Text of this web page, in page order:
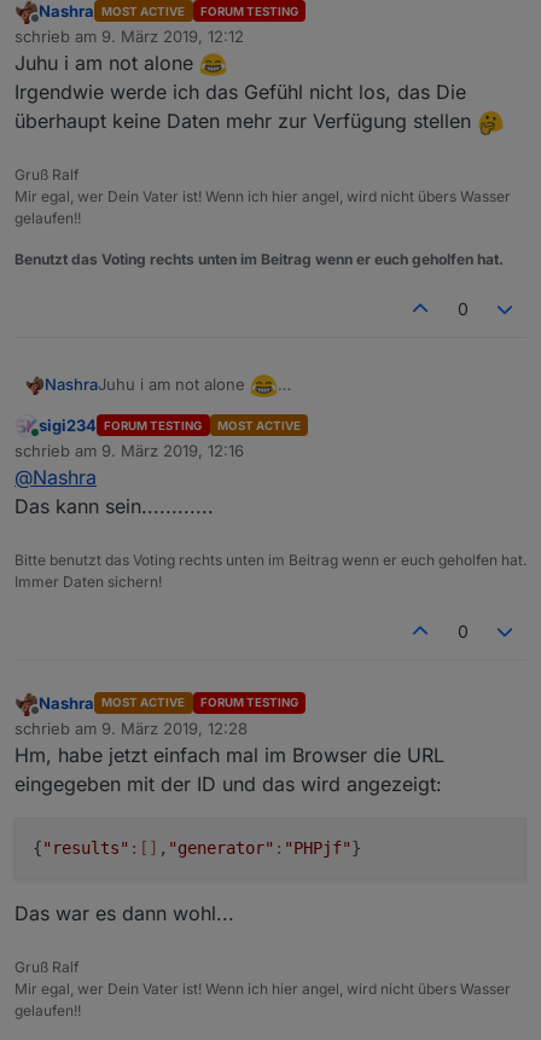
Offline
Nashra MOST ACTIVE FORUM TESTING
schrieb am 9. März 2019, 12:12
zuletzt editiert von
Juhu i am not alone
Irgendwie werde ich das Gefühl nicht los, das Die
überhaupt keine Daten mehr zur Verfügung stellen
Gruß Ralf
Mir egal, wer Dein Vater ist! Wenn ich hier angel, wird nicht übers Wasser
gelaufen!!
Benutzt das Voting rechts unten im Beitrag wenn er euch geholfen hat.
0
NashraJuhu i am not alone
überhaupt keine Daten mehr zur Verfügung stellen
Online
sigi234 FORUM TESTING MOST ACTIVE
schrieb am 9. März 2019, 12:16
zuletzt editiert von
@Nashra
Das kann sein............
Bitte benutzt das Voting rechts unten im Beitrag wenn er euch geholfen hat.
Immer Daten sichern!
0
Offline
Nashra MOST ACTIVE FORUM TESTING
schrieb am 9. März 2019, 12:28
zuletzt editiert von
Hm, habe jetzt einfach mal im Browser die URL
eingegeben mit der ID und das wird angezeigt:
{"results" :[] , "generator" : "PHPjf"}
Das war es dann wohl...
Gruß Ralf
Mir egal, wer Dein Vater ist! Wenn ich hier angel, wird nicht übers Wasser
gelaufen!!